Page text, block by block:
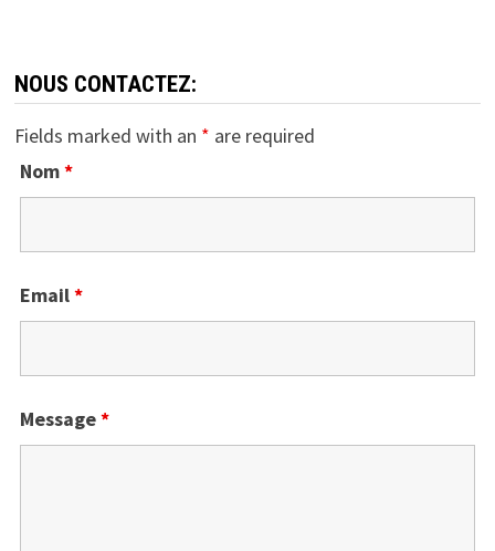
NOUS CONTACTEZ:
Fields marked with an * are required
Nom*
Email*
Message*